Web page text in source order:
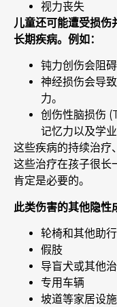
视力丧失
儿童还可能遭受损伤
长期疾病。例如：
钝力创伤会阻碍
神经损伤会导
力。
创伤性脑损伤
记忆力以及学业
这些疾病的持续治疗
这些治疗在孩子很长
肯定是必要的。
此类伤害的其他隐性
轮椅和其他助
假肢
导盲犬或其他
专用车辆
坡道等家居设施